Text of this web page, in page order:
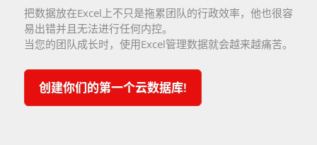
把数据放在Excel上不只是拖累团队的行政效率，他也很容
易出错并且无法进行任何内控。
当您的团队成长时，使用Excel管理数据就会越来越痛苦。
创建你们的第一个云数据库!